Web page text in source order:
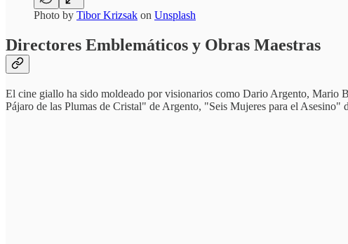
Photo by Tibor Krizsak on Unsplash
Directores Emblemáticos y Obras Maestras
El cine giallo ha sido moldeado por visionarios como Dario Argento, Mario
Pájaro de las Plumas de Cristal" de Argento, "Seis Mujeres para el